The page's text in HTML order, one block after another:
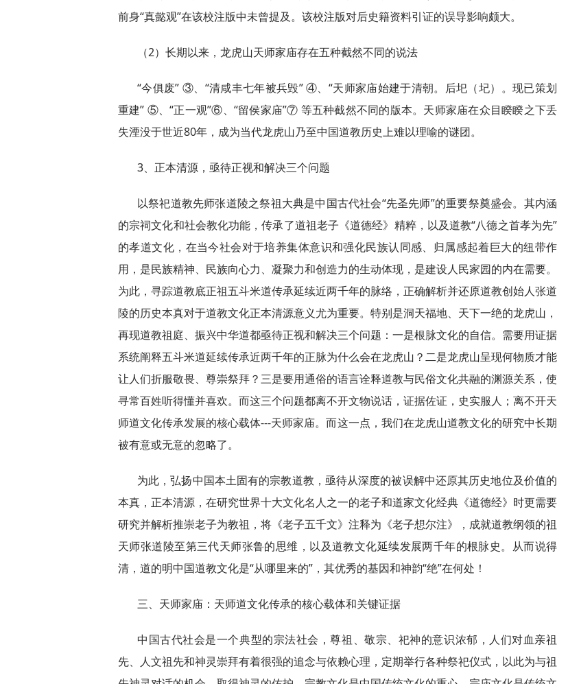
前身“真懿观”在该校注版中未曾提及。该校注版对后史籍资料引证的误导影响颇大。
（2）长期以来，龙虎山天师家庙存在五种截然不同的说法
“今俱废” ③、“清咸丰七年被兵毁” ④、“天师家庙始建于清朝。后圯（圮）。现已策划
重建” ⑤、“正一观”⑥、“留侯家庙”⑦ 等五种截然不同的版本。天师家庙在众目睽睽之下丢
失湮没于世近80年，成为当代龙虎山乃至中国道教历史上难以理喻的谜团。
3、正本清源，亟待正视和解决三个问题
以祭祀道教先师张道陵之祭祖大典是中国古代社会“先圣先师”的重要祭奠盛会。其内涵
的宗祠文化和社会教化功能，传承了道祖老子《道德经》精粹，以及道教“八德之首孝为先”
的孝道文化，在当今社会对于培养集体意识和强化民族认同感、归属感起着巨大的纽带作
用，是民族精神、民族向心力、凝聚力和创造力的生动体现，是建设人民家园的内在需要。
为此，寻踪道教底正祖五斗米道传承延续近两千年的脉络，正确解析并还原道教创始人张道
陵的历史本真对于道教文化正本清源意义尤为重要。特别是洞天福地、天下一绝的龙虎山，
再现道教祖庭、振兴中华道都亟待正视和解决三个问题：一是根脉文化的自信。需要用证据
系统阐释五斗米道延续传承近两千年的正脉为什么会在龙虎山？二是龙虎山呈现何物质才能
让人们折服敬畏、尊崇祭拜？三是要用通俗的语言诠释道教与民俗文化共融的渊源关系，使
寻常百姓听得懂并喜欢。而这三个问题都离不开文物说话，证据佐证，史实服人；离不开天
师道文化传承发展的核心载体---天师家庙。而这一点，我们在龙虎山道教文化的研究中长期
被有意或无意的忽略了。
为此，弘扬中国本土固有的宗教道教，亟待从深度的被误解中还原其历史地位及价值的
本真，正本清源，在研究世界十大文化名人之一的老子和道家文化经典《道德经》时更需要
研究并解析推崇老子为教祖，将《老子五千文》注释为《老子想尔注》，成就道教纲领的祖
天师张道陵至第三代天师张鲁的思维，以及道教文化延续发展两千年的根脉史。从而说得
清，道的明中国道教文化是“从哪里来的”，其优秀的基因和神韵“绝”在何处！
三、天师家庙：天师道文化传承的核心载体和关键证据
中国古代社会是一个典型的宗法社会，尊祖、敬宗、祀神的意识浓郁，人们对血亲祖
先、人文祖先和神灵崇拜有着很强的追念与依赖心理，定期举行各种祭祀仪式，以此为与祖